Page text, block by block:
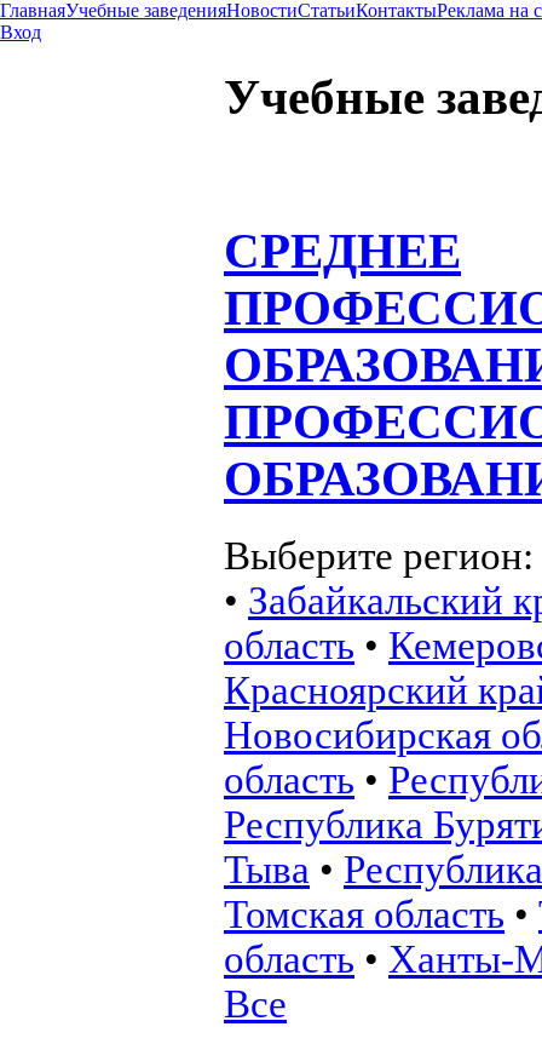
ГлавнаяУчебные заведенияНовостиСтатьиКонтактыРеклама на
Вход
Учебные
СРЕДНЕЕ
Выберите регион:
• Забайкальский
область •
Красноярский
Новосибирская
область •
Республика
Тыва •
Томская область •
область • Ханты-
Все